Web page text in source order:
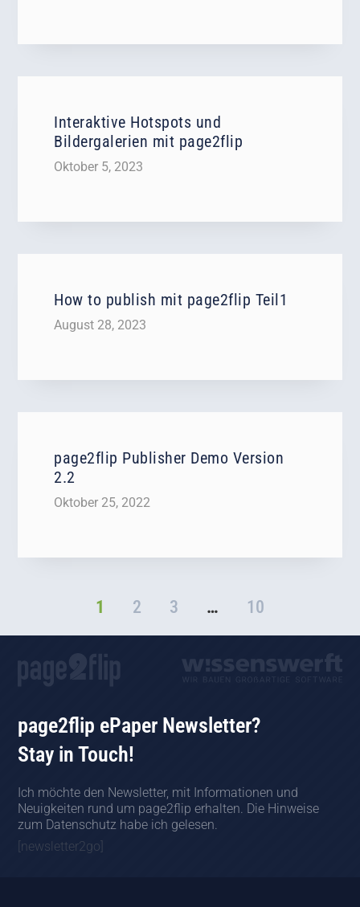
Interaktive Hotspots und
Bildergalerien mit page2flip
Oktober 5, 2023
How to publish mit page2flip Teil1
August 28, 2023
page2flip Publisher Demo Version
2.2
Oktober 25, 2022
1 2 3 … 10
page2flip ePaper Newsletter?
Stay in Touch!
Ich möchte den Newsletter, mit Informationen und
Neuigkeiten rund um page2flip erhalten. Die Hinweise
zum Datenschutz habe ich gelesen.
[newsletter2go]